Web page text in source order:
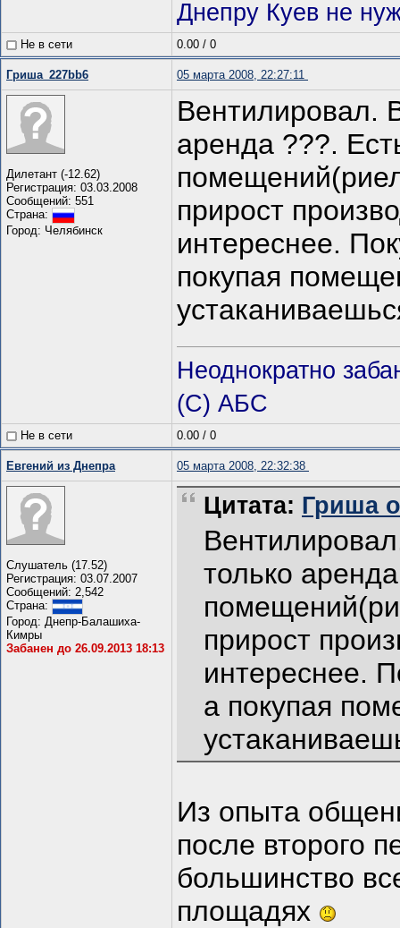
Днепру Куев не
Не в сети 0.00 / 0
Гриша_227bb6 05 марта 2008, 22:27:11
Дилетант (-12.62)
Регистрация: 03.03.2008
Сообщений: 551
Страна:
Город: Челябинск
Вентилировал.
аренда ???.
прирост
интереснее.
покупая
Неоднократно
(С) АБС
Не в сети 0.00 / 0
Евгений из Днепра 05 марта 2008, 22:32:38
Слушатель (17.52)
Регистрация: 03.07.2007
Сообщений: 2,542
Страна:
Город: Днепр-Балашиха-
Кимры
Забанен до 26.09.2013 18:13
Цитата: Гриша
только
прирост
интереснее.
а покупая
Из опыта
после второго
большинство
площадях